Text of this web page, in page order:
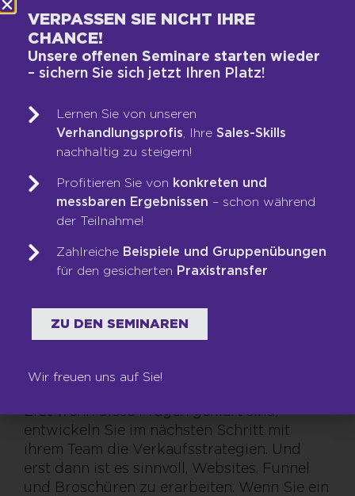
Journey das Gefühl zu geben, bei Ihnen in
guten Händen zu sein.
DIE FÜNF FRAGEN, AUF
DIE ES DABEI
ANKOMMT:
Warum soll wer Ihr Produkt oder Ihre
Dienstleistung zum jetzigen Zeitpunkt
Worin besteht der konkrete Nutzen für
den Kunden?
Ihnen?
Partner zu sein?
Erst wenn diese Fragen geklärt sind,
entwickeln Sie im nächsten Schritt mit
ihrem Team die Verkaufsstrategien. Und
erst dann ist es sinnvoll, Websites, Funnel
und Broschüren zu erarbeiten. Wenn Sie ein
VERPASSEN SIE NICHT IHRE
CHANCE!
Unsere offenen Seminare starten wieder
– sichern Sie sich jetzt Ihren Platz!
Lernen Sie von unseren
Verhandlungsprofis, IhreSales-Skills
nachhaltig zu steigern!
Profitieren Sie von konkreten und
messbaren Ergebnissen – schon während
der Teilnahme!
Zahlreiche Beispiele und Gruppenübungen
für den gesicherten Praxistransfer
ZU DEN SEMINAREN
Wir freuen uns auf Sie!